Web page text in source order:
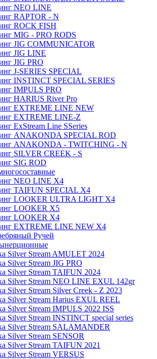
NEO LINE
RAPTOR - N
ROCK FISH
MIG - PRO RODS
JIG COMMUNICATOR
JIG LINE
JIG PRO
J-SERIES SPECIAL
INSTINCT SPECIAL SERIES
IMPULS PRO
HARIUS River Pro
EXTREME LINE NEW
EXTREME LINE-Z
ExStream Line SSeries
ANAKONDA SPECIAL ROD
ANAKONDA - TWITCHING - N
SILVER CREEK - S
SIG ROD
NEO LINE X4
TAIFUN SPECIAL X4
LOOKER ULTRA LIGHT X4
LOOKER X5
LOOKER X4
EXTREME LINE NEW X4
Ручей
Silver Stream AMULET 2024
Silver Stream JIG PRO
Silver Stream TAIFUN 2024
Silver Stream NEO LINE EXUL 142gr
Silver Stream Silver Creek - Z 2023
Silver Stream Harius EXUL REEL
Silver Stream IMPULS 2022 ISS
Silver Stream INSTINCT special series
Silver Stream SALAMANDER
Silver Stream SENSOR
Silver Stream TAIFUN 2021
Silver Stream VERSUS